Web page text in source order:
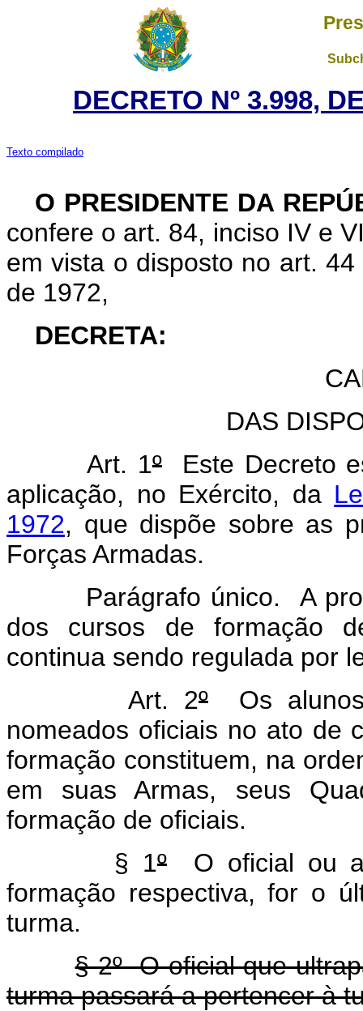
DECRETO Nº 3.998,
Texto compilado
O PRESIDENTE DA
confere o art. 84, inciso IV e
em vista o disposto no art.
de 1972,
DECRETA:
DAS
Art. 1ºEste Decreto
aplicação, no Exército, da
1972, que dispõe sobre as
Forças Armadas.
Parágrafo único. A
dos cursos de formação
continua sendo regulada por
Art. 2º Os alunos
nomeados oficiais no ato de
formação constituem, na
em suas Armas, seus
formação de oficiais.
§ 1º O oficial ou
formação respectiva, for o
turma.
§ 2º O oficial que
turma passará a pertencer à